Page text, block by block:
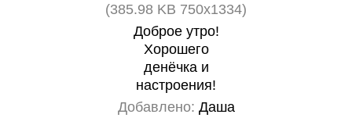
(385.98 KB 750x1334)
Доброе утро!
Хорошего
денëчка и
настроения!
Добавлено: Даша